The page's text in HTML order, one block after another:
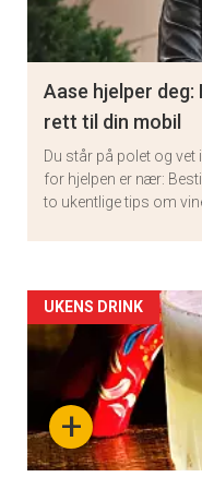
Aase hjelper
rett til din mobil
Du står på polet og vet
for hjelpen er nær:
to ukentlige tips om
Artikler
detail
section
+
UKENS DRINK